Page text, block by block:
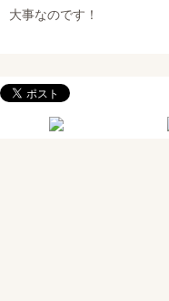
大事なのです！